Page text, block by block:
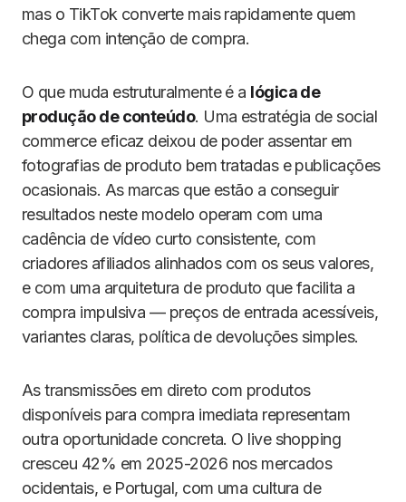
mas o TikTok converte mais rapidamente quem
chega com intenção de compra.
O que muda estruturalmente é a lógica de
produção de conteúdo. Uma estratégia de social
commerce eficaz deixou de poder assentar em
fotografias de produto bem tratadas e publicações
ocasionais. As marcas que estão a conseguir
resultados neste modelo operam com uma
cadência de vídeo curto consistente, com
criadores afiliados alinhados com os seus valores,
e com uma arquitetura de produto que facilita a
compra impulsiva — preços de entrada acessíveis,
variantes claras, política de devoluções simples.
As transmissões em direto com produtos
disponíveis para compra imediata representam
outra oportunidade concreta. O live shopping
cresceu 42% em 2025-2026 nos mercados
ocidentais, e Portugal, com uma cultura de